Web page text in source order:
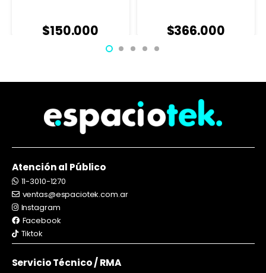
$150.000 $366.000
Atención al Público
11-3010-1270
ventas@espaciotek.com.ar
Instagram
Facebook
Tiktok
Servicio Técnico / RMA